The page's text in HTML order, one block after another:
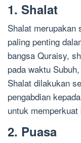
1. Shalat
Shalat merupakan
paling penting
bangsa Quraisy,
pada waktu
Shalat dilakukan
pengabdian
untuk memperkuat
2. Puasa